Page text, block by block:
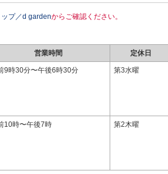
ップ／d gardenからご確認ください。
営業時間 定休日
9時30分〜午後6時30分 第3水曜
10時〜午後7時 第2木曜